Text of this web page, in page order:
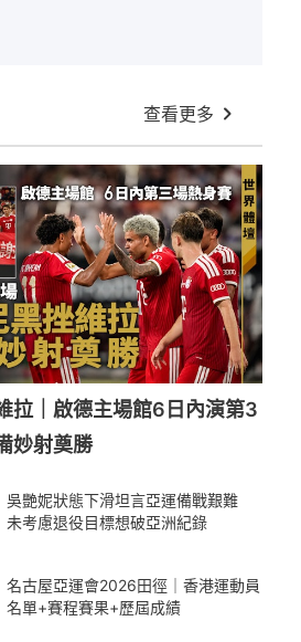
查看更多
拉｜啟德主場館6日內演第3
妙射奠勝
吳艷妮狀態下滑坦言亞運備戰艱難
未考慮退役目標想破亞洲紀錄
名古屋亞運會2026田徑｜香港運動員
名單+賽程賽果+歷屆成績